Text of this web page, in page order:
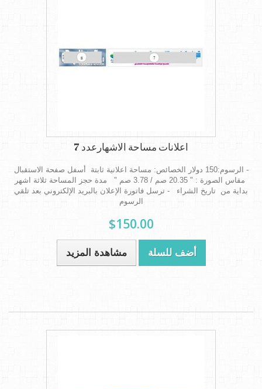
اعلانات مساحة الاشهارعدد 7
- الرسوم:150 دولار الخصائص: مساحة اعلانية ثابتة أسفل صفحة الاستقبال
مقاس الصورة : " 20.35 صم / 3.78 صم " مدة حجز المساحة ثلاثة اشهر
بداية من تاريخ الشراء - ترسل فاتورة الإعلان بالبريد الإلكتروني بعد تلقي
الرسوم
$150.00
أضف للسلة مشاهدة المزيد